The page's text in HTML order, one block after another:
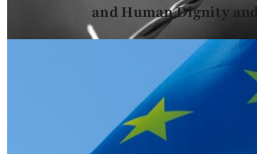
and Human Dignity